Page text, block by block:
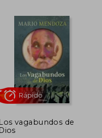
Rápido
Los vagabundos de
Dios